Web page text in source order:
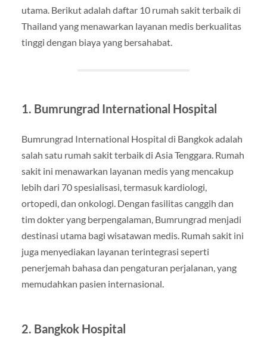
utama. Berikut adalah daftar 10 rumah sakit terbaik di
Thailand yang menawarkan layanan medis berkualitas
tinggi dengan biaya yang bersahabat.
1. Bumrungrad International Hospital
Bumrungrad International Hospital di Bangkok adalah
salah satu rumah sakit terbaik di Asia Tenggara. Rumah
sakit ini menawarkan layanan medis yang mencakup
lebih dari 70 spesialisasi, termasuk kardiologi,
ortopedi, dan onkologi. Dengan fasilitas canggih dan
tim dokter yang berpengalaman, Bumrungrad menjadi
destinasi utama bagi wisatawan medis. Rumah sakit ini
juga menyediakan layanan terintegrasi seperti
penerjemah bahasa dan pengaturan perjalanan, yang
memudahkan pasien internasional.
2. Bangkok Hospital